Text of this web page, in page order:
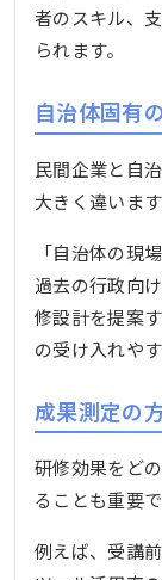
者のスキル、
られます。
自治体固有
民間企業と自
大きく違います
「自治体の現
過去の行政向
修設計を提案
の受け入れや
成果測定の
研修効果をど
ることも重要で
例えば、受講